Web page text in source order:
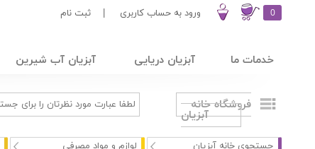
0 ورود به حساب کاربری ثبت نام
خدمات ما آبزیان دریایی آبزیان آب شیرین
فروشگاه خانه
آبزیان
جستجوی خانه آبزیان لوازم و مواد مصرفی